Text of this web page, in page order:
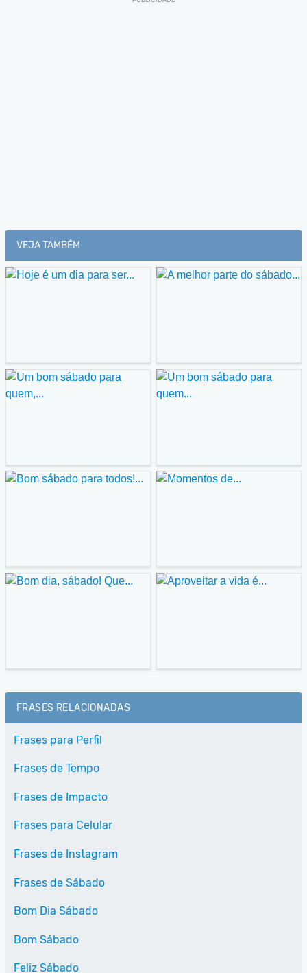
VEJA TAMBÉM
FRASES RELACIONADAS
Frases para Perfil
Frases de Tempo
Frases de Impacto
Frases para Celular
Frases de Instagram
Frases de Sábado
Bom Dia Sábado
Bom Sábado
Feliz Sábado